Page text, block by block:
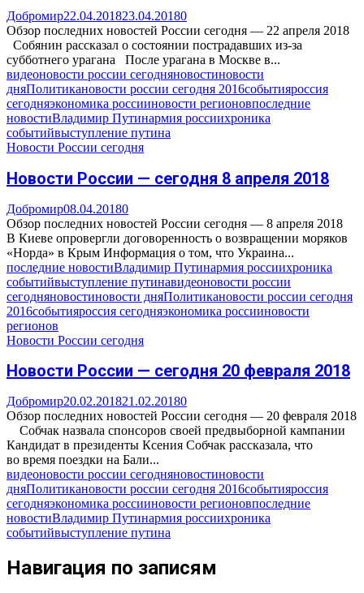
Добромир22.04.201823.04.20180
Обзор последних новостей России сегодня — 22 апреля 2018
Собянин рассказал о состоянии пострадавших из-за
субботнего урагана После урагана в Москве в...
видеоновости россии сегодняновостиновости
дняПолитикановости россии сегодня 2016событияроссия
сегодняэкономика россииновости регионовпоследние
новостиВладимир Путинармия россиихроника
событийвыступление путина
Новости России сегодня
Новости России — сегодня 8 апреля 2018
Добромир08.04.20180
Обзор последних новостей России сегодня — 8 апреля 2018
В Киеве опровергли договоренность о возвращении моряков
«Норда» в Крым Информация о том, что Украина...
последние новостиВладимир Путинармия россиихроника
событийвыступление путинавидеоновости россии
сегодняновостиновости дняПолитикановости россии сегодня
2016событияроссия сегодняэкономика россииновости
регионов
Новости России сегодня
Новости России — сегодня 20 февраля 2018
Добромир20.02.201821.02.20180
Обзор последних новостей России сегодня — 20 февраля 2018
Собчак назвала спонсоров своей предвыборной кампании
Кандидат в президенты Ксения Собчак рассказала, что
во время поездки на Бали...
видеоновости россии сегодняновостиновости
дняПолитикановости россии сегодня 2016событияроссия
сегодняэкономика россииновости регионовпоследние
новостиВладимир Путинармия россиихроника
событийвыступление путина
Навигация по записям